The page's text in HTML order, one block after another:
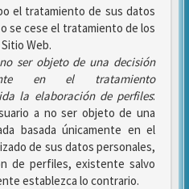
el tratamiento de sus datos
se cese el tratamiento de los
Web.
ser objeto de una decisión
en el tratamiento
la elaboración de perfiles:
a no ser objeto de una
basada únicamente en el
de sus datos personales,
de perfiles, existente salvo
establezca lo contrario.